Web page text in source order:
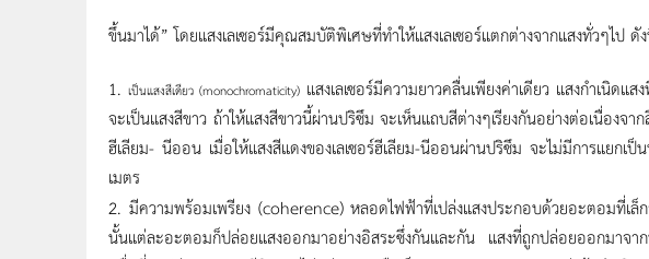
ขึ้นมาได้” โดยแสงเลเซอร์มีคุณสมบัติพิเศษที่ทำให้แสงเลเซอร์แตกต่างจากแสงทั่วๆไป ดั
1.เป็นแสงสีเดียว (monochromaticity)แสงเลเซอร์มีความยาวคลื่นเพียงค่าเดียว แสงกำเนิด
จะเป็นแสงสีขาว ถ้าให้แสงสีขาวนี้ผ่านปริซึม จะเห็นแถบสีต่างๆเรียงกันอย่างต่อเนื่องจา
ฮีเลียม- นีออน เมื่อให้แสงสีแดงของเลเซอร์ฮีเลียม-นีออนผ่านปริซึม จะไม่มีการแยก
เมตร
2. มีความพร้อมเพรียง (coherence)หลอดไฟฟ้าที่เปล่งแสงประกอบด้วยอะตอมที่เ
นั้นแต่ละอะตอมก็ปล่อยแสงออกมาอย่างอิสระซึ่งกันและกัน แสงที่ถูกปล่อยออกมาจ